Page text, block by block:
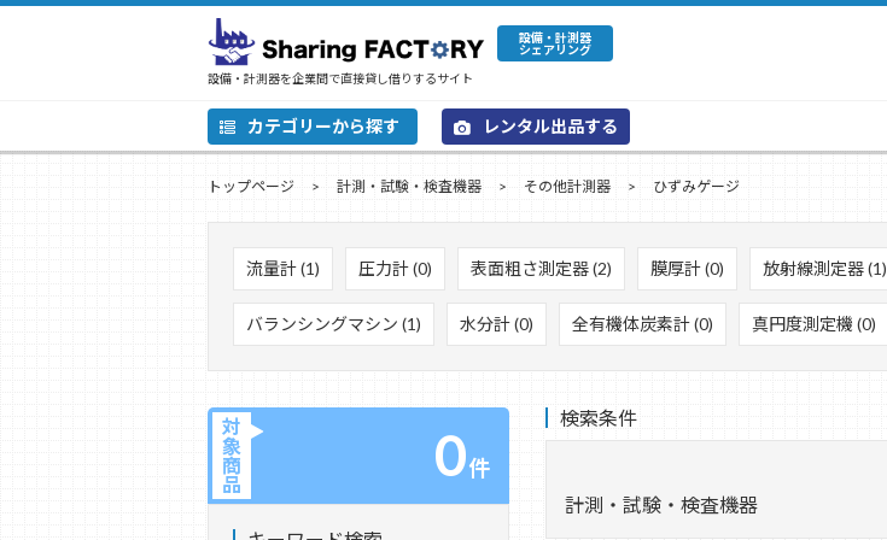
設備・計測器
シェアリング
設備・計測器を企業間で直接貸し借りするサイト
カテゴリーから探す レンタル出品する
トップページ 計測・試験・検査機器 その他計測器 ひずみゲージ
流量計 (1) 圧力計 (0) 表面粗さ測定器 (2) 膜厚計 (0) 放射線測定器 (1)
バランシングマシン (1) 水分計 (0) 全有機体炭素計 (0) 真円度測定機 (0)
対
象
商
品
0件
検索条件
計測・試験・検査機器